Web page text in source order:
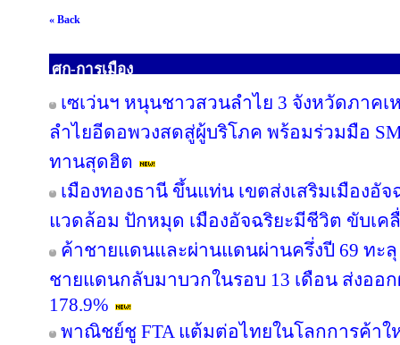
« Back
ศก-การเมือง
เซเว่นฯ หนุนชาวสวนลำไย 3 จังหวัดภาค
ลำไยอีดอพวงสดสู่ผู้บริโภค พร้อมร่วมมือ
ทานสุดฮิต
เมืองทองธานี ขึ้นแท่น เขตส่งเสริมเมืองอั
แวดล้อม ปักหมุด เมืองอัจฉริยะมีชีวิต ขับเค
ค้าชายแดนและผ่านแดนผ่านครึ่งปี 69 ทะลุ
ชายแดนกลับมาบวกในรอบ 13 เดือน ส่งออ
178.9%
พาณิชย์ชู FTA แต้มต่อไทยในโลกการค้าใ